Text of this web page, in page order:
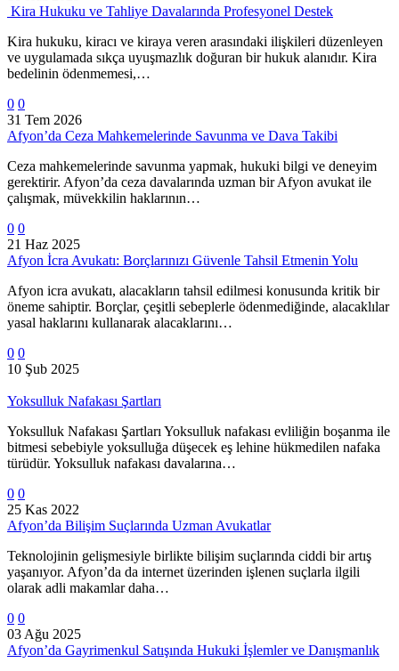
Kira Hukuku ve Tahliye Davalarında Profesyonel Destek
Kira hukuku, kiracı ve kiraya veren arasındaki ilişkileri düzenleyen
ve uygulamada sıkça uyuşmazlık doğuran bir hukuk alanıdır. Kira
bedelinin ödenmemesi,…
0 0
31 Tem 2026
Afyon’da Ceza Mahkemelerinde Savunma ve Dava Takibi
Ceza mahkemelerinde savunma yapmak, hukuki bilgi ve deneyim
gerektirir. Afyon’da ceza davalarında uzman bir Afyon avukat ile
çalışmak, müvekkilin haklarının…
0 0
21 Haz 2025
Afyon İcra Avukatı: Borçlarınızı Güvenle Tahsil Etmenin Yolu
Afyon icra avukatı, alacakların tahsil edilmesi konusunda kritik bir
öneme sahiptir. Borçlar, çeşitli sebeplerle ödenmediğinde, alacaklılar
yasal haklarını kullanarak alacaklarını…
0 0
10 Şub 2025
Yoksulluk Nafakası Şartları
Yoksulluk Nafakası Şartları Yoksulluk nafakası evliliğin boşanma ile
bitmesi sebebiyle yoksulluğa düşecek eş lehine hükmedilen nafaka
türüdür. Yoksulluk nafakası davalarına…
0 0
25 Kas 2022
Afyon’da Bilişim Suçlarında Uzman Avukatlar
Teknolojinin gelişmesiyle birlikte bilişim suçlarında ciddi bir artış
yaşanıyor. Afyon’da da internet üzerinden işlenen suçlarla ilgili
olarak adli makamlar daha…
0 0
03 Ağu 2025
Afyon’da Gayrimenkul Satışında Hukuki İşlemler ve Danışmanlık